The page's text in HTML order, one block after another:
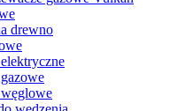
drewno